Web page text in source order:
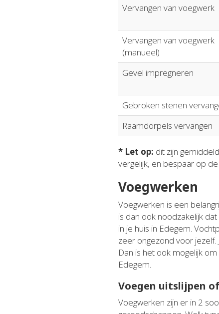
Vervangen van voegwerk
Vervangen van voegwerk
(manueel)
Gevel impregneren
Gebroken stenen
Raamdorpels vervangen
* Let op: dit zijn
vergelijk, en bespaar op
Voegwerken
Voegwerken is een
is dan ook noodzakelijk
in je huis in Edegem.
zeer ongezond voor
Dan is het ook mogelijk
Edegem.
Voegen uitslijpen
Voegwerken zijn er in 2